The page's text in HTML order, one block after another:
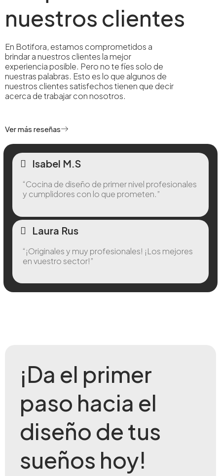
nuestros clientes
En Botifora, estamos comprometidos a
brindar a nuestros clientes la mejor
experiencia posible. Pero no te fíes solo de
nuestras palabras. Esto es lo que algunos de
nuestros clientes satisfechos tienen que decir
acerca de trabajar con nosotros.
Ver más reseñas
Isabel M.S
“Cocina de diseño de primer nivel profesionales
y cumplidores con lo que prometen.”
Laura Rus
“¡Originales y muy profesionales! ¡Los mejores
en vuestro sector!”
¡Da el primer
paso hacia el
diseño de tus
sueños hoy!